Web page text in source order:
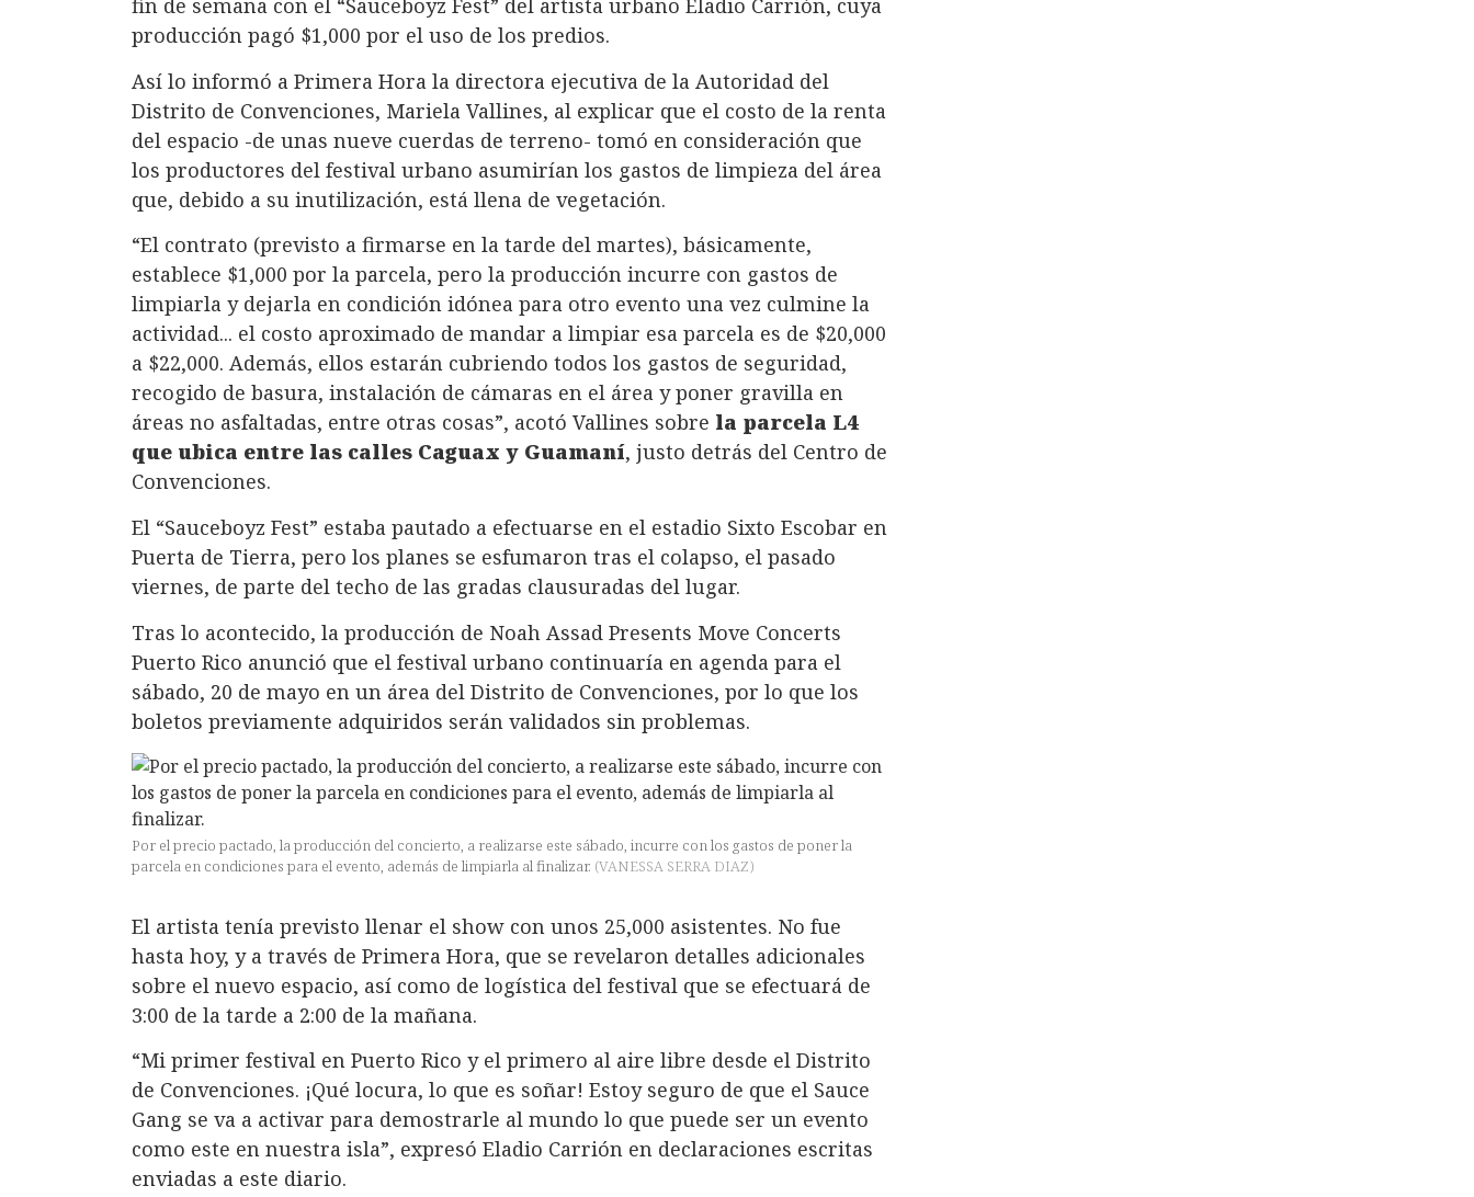
fin de semana con el “Sauceboyz Fest” del artista urbano Eladio Carrión, cuya
producción pagó $1,000 por el uso de los predios.
Así lo informó a Primera Hora la directora ejecutiva de la Autoridad del
Distrito de Convenciones, Mariela Vallines, al explicar que el costo de la renta
del espacio -de unas nueve cuerdas de terreno- tomó en consideración que
los productores del festival urbano asumirían los gastos de limpieza del área
que, debido a su inutilización, está llena de vegetación.
“El contrato (previsto a firmarse en la tarde del martes), básicamente,
establece $1,000 por la parcela, pero la producción incurre con gastos de
limpiarla y dejarla en condición idónea para otro evento una vez culmine la
actividad... el costo aproximado de mandar a limpiar esa parcela es de $20,000
a $22,000. Además, ellos estarán cubriendo todos los gastos de seguridad,
recogido de basura, instalación de cámaras en el área y poner gravilla en
áreas no asfaltadas, entre otras cosas”, acotó Vallines sobre la parcela L4
que ubica entre las calles Caguax y Guamaní, justo detrás del Centro de
Convenciones.
El “Sauceboyz Fest” estaba pautado a efectuarse en el estadio Sixto Escobar en
Puerta de Tierra, pero los planes se esfumaron tras el colapso, el pasado
viernes, de parte del techo de las gradas clausuradas del lugar.
Tras lo acontecido, la producción de Noah Assad Presents Move Concerts
Puerto Rico anunció que el festival urbano continuaría en agenda para el
sábado, 20 de mayo en un área del Distrito de Convenciones, por lo que los
boletos previamente adquiridos serán validados sin problemas.
Por el precio pactado, la producción del concierto, a realizarse este sábado, incurre con los gastos de poner la
parcela en condiciones para el evento, además de limpiarla al finalizar. (VANESSA SERRA DIAZ)
El artista tenía previsto llenar el show con unos 25,000 asistentes. No fue
hasta hoy, y a través de Primera Hora, que se revelaron detalles adicionales
sobre el nuevo espacio, así como de logística del festival que se efectuará de
3:00 de la tarde a 2:00 de la mañana.
“Mi primer festival en Puerto Rico y el primero al aire libre desde el Distrito
de Convenciones. ¡Qué locura, lo que es soñar! Estoy seguro de que el Sauce
Gang se va a activar para demostrarle al mundo lo que puede ser un evento
como este en nuestra isla”, expresó Eladio Carrión en declaraciones escritas
enviadas a este diario.